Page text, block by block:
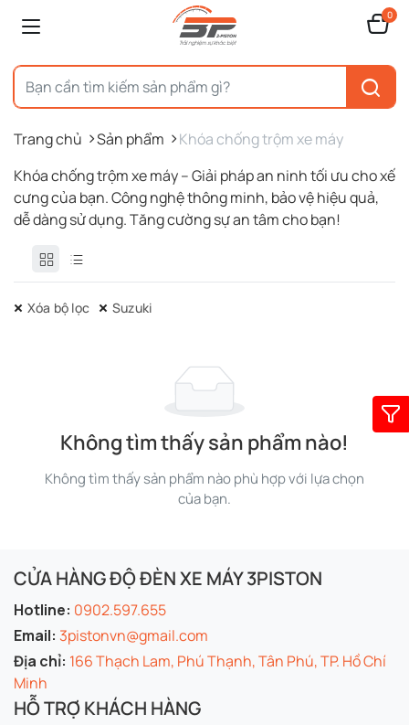
0
Trang chủ Sản phẩm
Khóa chống trộm xe máy
Khóa chống trộm xe máy – Giải pháp an ninh tối ưu cho xế
cưng của bạn. Công nghệ thông minh, bảo vệ hiệu quả,
dễ dàng sử dụng. Tăng cường sự an tâm cho bạn!
Xóa bộ lọc Suzuki
Không tìm thấy sản phẩm nào!
Không tìm thấy sản phẩm nào phù hợp với lựa chọn
của bạn.
CỬA HÀNG ĐỘ ĐÈN XE MÁY 3PISTON
Hotline: 0902.597.655
Email: 3pistonvn@gmail.com
Địa chỉ: 166 Thạch Lam, Phú Thạnh, Tân Phú, TP. Hồ Chí
Minh
HỖ TRỢ KHÁCH HÀNG